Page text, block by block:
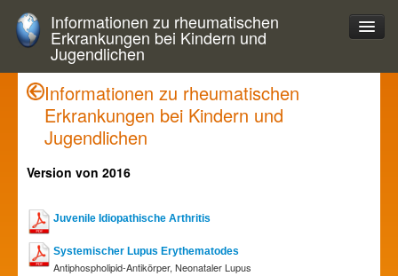
Informationen zu rheumatischen
Erkrankungen bei Kindern und
Jugendlichen
Informationen zu rheumatischen
Erkrankungen bei Kindern und
Jugendlichen
Version von 2016
Juvenile Idiopathische Arthritis
Systemischer Lupus Erythematodes
Antiphospholipid-Antikörper, Neonataler Lupus